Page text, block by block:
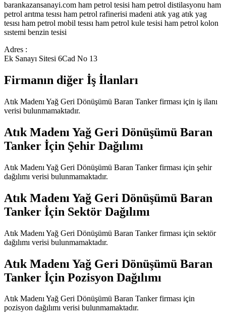
barankazansanayi.com ham petrol tesisi ham petrol distilasyonu ham
petrol arıtma tesısı ham petrol rafinerisi madeni atık yag atık yag
tesısı ham petrol mobil tesısı ham petrol kule tesisi ham petrol kolon
sıstemi benzin tesisi
Adres :
Ek Sanayı Sitesi 6Cad No 13
Firmanın diğer İş İlanları
Atık Madenı Yağ Geri Dönüşümü Baran Tankerfirması için iş ilanı
verisi bulunmamaktadır.
Atık Madenı Yağ Geri Dönüşümü Baran
Tanker İçin Şehir Dağılımı
Atık Madenı Yağ Geri Dönüşümü Baran Tankerfirması için şehir
dağılımı verisi bulunmamaktadır.
Atık Madenı Yağ Geri Dönüşümü Baran
Tanker İçin Sektör Dağılımı
Atık Madenı Yağ Geri Dönüşümü Baran Tankerfirması için sektör
dağılımı verisi bulunmamaktadır.
Atık Madenı Yağ Geri Dönüşümü Baran
Tanker İçin Pozisyon Dağılımı
Atık Madenı Yağ Geri Dönüşümü Baran Tankerfirması için
pozisyon dağılımı verisi bulunmamaktadır.